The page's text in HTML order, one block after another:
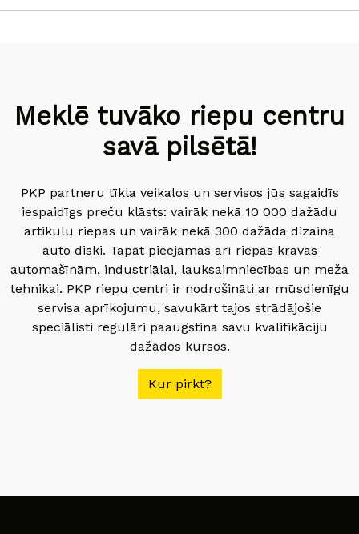
Meklē tuvāko riepu centru
savā pilsētā!
PKP partneru tīkla veikalos un servisos jūs sagaidīs
iespaidīgs preču klāsts: vairāk nekā 10 000 dažādu
artikulu riepas un vairāk nekā 300 dažāda dizaina
auto diski. Tapāt pieejamas arī riepas kravas
automašīnām, industriālai, lauksaimniecības un meža
tehnikai. PKP riepu centri ir nodrošināti ar mūsdienīgu
servisa aprīkojumu, savukārt tajos strādājošie
speciālisti regulāri paaugstina savu kvalifikāciju
dažādos kursos.
Kur pirkt?